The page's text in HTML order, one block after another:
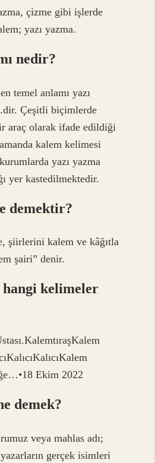
çizme gibi işlerde
yazı yazma.
nedir?
temel anlamı yazı
Çeşitli biçimlerde
araç olarak ifade edildiği
kalem kelimesi
yazı yazma
yer kastedilmektedir.
demektir?
şiirlerini kalem ve kâğıtla
şairi” denir.
kelimeler
Ekim 2022
demek?
veya mahlas adı;
gerçek isimleri